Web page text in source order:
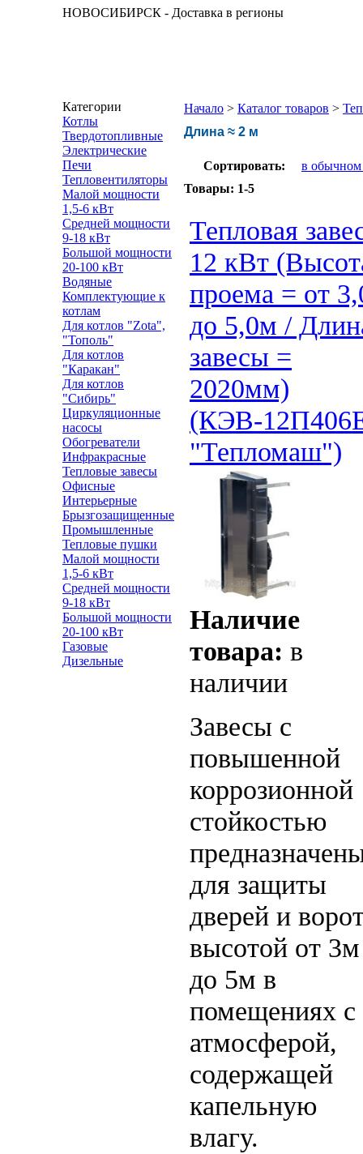
НОВОСИБИРСК - Доставка в регионы
Категории
Котлы
Твердотопливные
Электрические
Печи
Тепловентиляторы
Малой мощности
1,5-6 кВт
Средней мощности
9-18 кВт
Большой мощности
20-100 кВт
Водяные
Комплектующие к
котлам
Для котлов "Zota",
"Тополь"
Для котлов
"Каракан"
Для котлов
"Сибирь"
Циркуляционные
насосы
Обогреватели
Инфракрасные
Тепловые завесы
Офисные
Интерьерные
Брызгозащищенные
Промышленные
Тепловые пушки
Малой мощности
1,5-6 кВт
Средней мощности
9-18 кВт
Большой мощности
20-100 кВт
Газовые
Дизельные
Начало > Каталог товаров >
Длина ≈ 2 м
Сортировать:
в обычном
Товары: 1-5
Тепловая
12 кВт
проема = от
до 5,0м /
завесы =
2020мм)
(КЭВ-
"Тепломаш")
Наличие
товара: в
наличии
Завесы с
повышенной
коррозионной
стойкостью
для защиты
дверей и
высотой от 3м
до 5м в
помещениях с
атмосферой,
содержащей
капельную
влагу.